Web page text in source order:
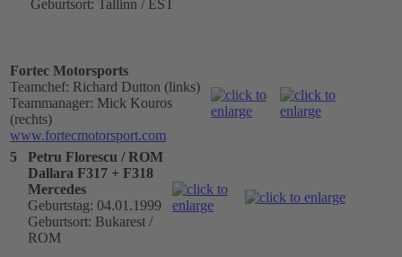
Geburtsort: Tallinn / EST
Fortec Motorsports
Teamchef: Richard Dutton (links)
Teammanager: Mick Kouros
(rechts)
www.fortecmotorsport.com
5
Petru Florescu / ROM
Dallara F317 + F318
Mercedes
Geburtstag: 04.01.1999
Geburtsort: Bukarest /
ROM